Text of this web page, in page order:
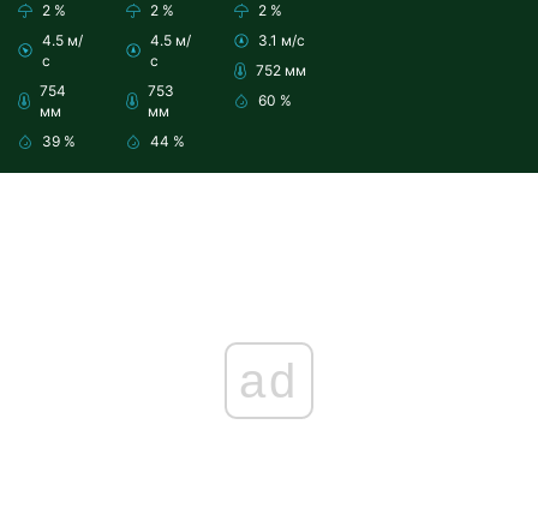
2 %
4.5 м/
с
754
мм
39 %
2 %
4.5 м/
с
753
мм
44 %
2 %
3.1 м/с
752 мм
60 %
ad